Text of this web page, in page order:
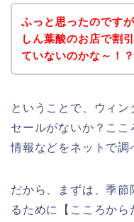
ふっと思ったのです
しん葉酸のお店で割
ていないのかな～！？
ということで、ウィン
セールがないか？ここ
情報などをネットで調
だから、まずは、季
るために【こころか